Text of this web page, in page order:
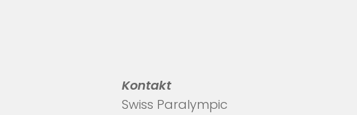
Kontakt
Swiss Paralympic